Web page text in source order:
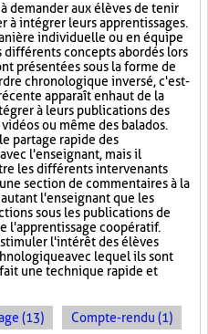
demander aux élèves de tenir
à intégrer leurs apprentissages.
individuelle ou en équipe
concepts abordés lors
présentées sous la forme de
chronologique inversé, c'est-
apparaît en haut de la
à leurs publications des
ou même des balados.
partage rapide des
l'enseignant, mais il
les différents intervenants
section de commentaires à la
l'enseignant que les
sous les publications de
l'apprentissage coopératif.
l'intérêt des élèves
avec lequel ils sont
une technique rapide et
(13) Compte-rendu (1)